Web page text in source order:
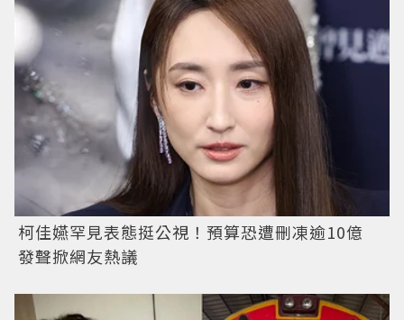
柯佳嬿罕見表態挺公視！預算恐遭刪凍逾10億
發聲掀網友熱議